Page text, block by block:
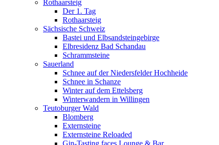
Rothaarsteig
Der 1. Tag
Rothaarsteig
Sächsische Schweiz
Bastei und Elbsandsteingebirge
Elbresidenz Bad Schandau
Schrammsteine
Sauerland
Schnee auf der Niedersfelder Hochheide
Schnee in Schanze
Winter auf dem Ettelsberg
Winterwandern in Willingen
Teutoburger Wald
Blomberg
Externsteine
Externsteine Reloaded
Gin-Tasting faces Lounge & Bar